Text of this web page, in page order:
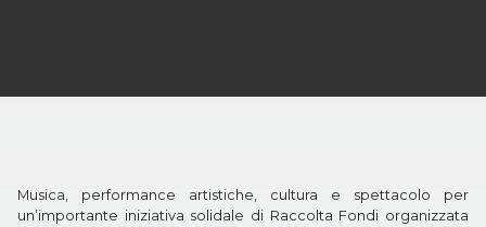
Musica, performance artistiche, cultura e spettacolo per
un’importante iniziativa solidale di Raccolta Fondi organizzata